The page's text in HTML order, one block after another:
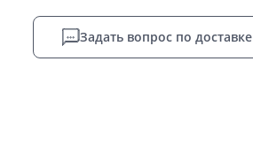
Задать вопрос по доставке